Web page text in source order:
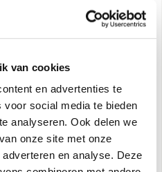
van cookies
en advertenties te
social media te bieden
analyseren. Ook delen we
onze site met onze
en analyse. Deze